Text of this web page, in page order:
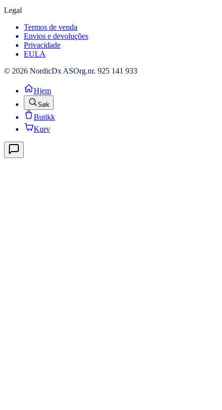
Legal
Termos de venda
Envios e devoluções
Privacidade
EULA
© 2026 NordicDx ASOrg.nr. 925 141 933
Hjem
Søk
Butikk
Kurv